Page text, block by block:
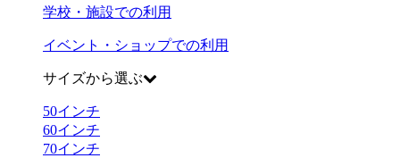
学校・施設での利用
イベント・ショップでの利用
サイズから選ぶ
50インチ
60インチ
70インチ